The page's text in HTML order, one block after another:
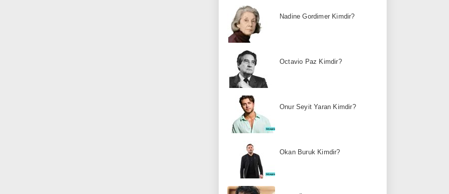
Nadine Gordimer Kimdir?
Octavio Paz Kimdir?
Onur Seyit Yaran Kimdir?
Okan Buruk Kimdir?